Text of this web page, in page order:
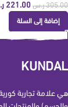
305.00 ر.س 221.00
إضافة إلى السلة
KUNDAL
هي علامة تجارية